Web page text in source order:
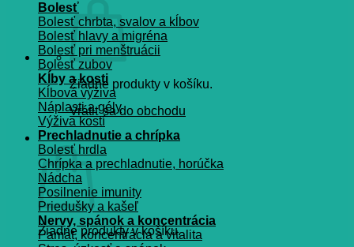
Žiadne produkty v košíku.
Vrátiť sa do obchodu
Košík
Žiadne produkty v košíku.
Bolesť
Bolesť chrbta, svalov a kĺbov
Bolesť hlavy a migréna
Bolesť pri menštruácii
Bolesť zubov
Kĺby a kosti
Kĺbová výživa
Náplasti a gély
Výživa kostí
Prechladnutie a chrípka
Bolesť hrdla
Chrípka a prechladnutie, horúčka
Nádcha
Posilnenie imunity
Priedušky a kašeľ
Nervy, spánok a koncentrácia
Pamät, koncentrácia a vitalita